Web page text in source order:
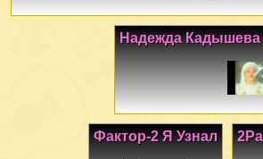
Надежда
Фактор-2 Я Узнал